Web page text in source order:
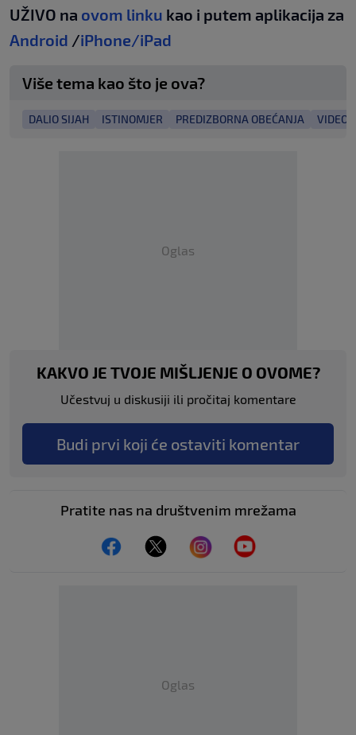
UŽIVO na ovom linku kao i putem aplikacija za
Android /iPhone/iPad
Više tema kao što je ova?
DALIO SIJAH ISTINOMJER PREDIZBORNA OBEĆANJA VIDEO
Oglas
KAKVO JE TVOJE MIŠLJENJE O OVOME?
Učestvuj u diskusiji ili pročitaj komentare
Budi prvi koji će ostaviti komentar
Pratite nas na društvenim mrežama
Oglas